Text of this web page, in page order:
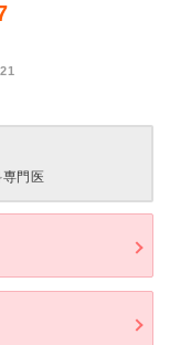
門医